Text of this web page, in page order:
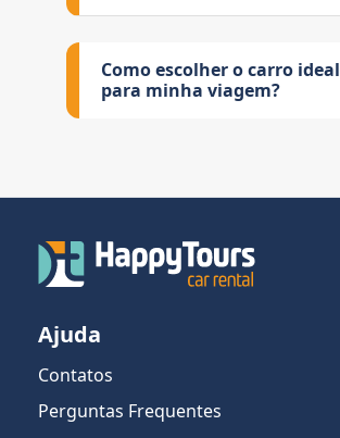
Como escolher o carro ideal
para minha viagem?
Ajuda
Contatos
Perguntas Frequentes